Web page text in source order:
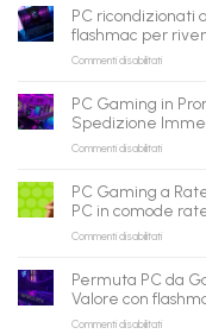
pronto
per
gli
AI:
il
tuo
assistente
può
fare
qui
PC ricondizionati
flashmac per
Commenti disabilitatisu
la
nuova
B2B
flashmac
per
rivenditori
PC Gaming in
Spedizione
Commenti disabilitatisu
Gaming
in
Pronta
Consegna
Nuovi
Spedizione
PC Gaming a
PC in comode
Commenti disabilitatisu
Gaming
Rate
Online:
Permuta PC da
Valore con
Commenti disabilitatisu